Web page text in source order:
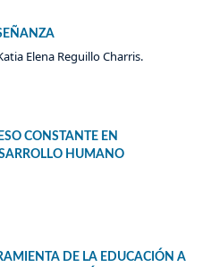
Elena Reguillo Charris.
CONSTANTE EN
HUMANO
DE LA EDUCACIÓN A